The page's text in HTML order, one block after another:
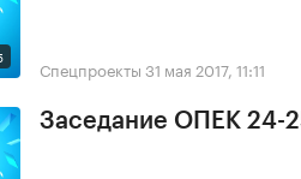
Спецпроекты 31 мая 2017, 11:11
Заседание ОПЕК 24-